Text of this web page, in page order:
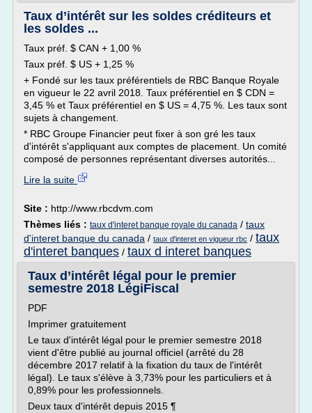
Taux d’intérêt sur les soldes créditeurs et
les soldes ...
Taux préf. $ CAN + 1,00 %
Taux préf. $ US + 1,25 %
+ Fondé sur les taux préférentiels de RBC Banque Royale
en vigueur le 22 avril 2018. Taux préférentiel en $ CDN =
3,45 % et Taux préférentiel en $ US = 4,75 %. Les taux sont
sujets à changement.
* RBC Groupe Financier peut fixer à son gré les taux
d'intérêt s'appliquant aux comptes de placement. Un comité
composé de personnes représentant diverses autorités...
Lire la suite
Site : http://www.rbcdvm.com
Thèmes liés : taux d'interet banque royale du canada / taux
d'interet banque du canada / taux d'interet en vigueur rbc / taux
d'interet banques / taux d interet banques
Taux d’intérêt légal pour le premier
semestre 2018 LégiFiscal
PDF
Imprimer gratuitement
Le taux d'intérêt légal pour le premier semestre 2018
vient d'être publié au journal officiel (arrêté du 28
décembre 2017 relatif à la fixation du taux de l'intérêt
légal). Le taux s'élève à 3,73% pour les particuliers et à
0,89% pour les professionnels.
Deux taux d'intérêt depuis 2015 ¶